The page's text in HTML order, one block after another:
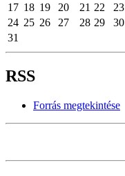
17 18 19 20 21 22
23
24 25 26 27 28 29
30
31
RSS
Forrás megtekintése